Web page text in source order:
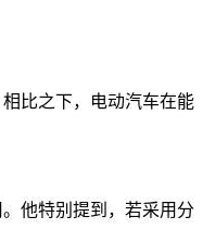
比之下，电动汽车在能
他特别提到，若采用分